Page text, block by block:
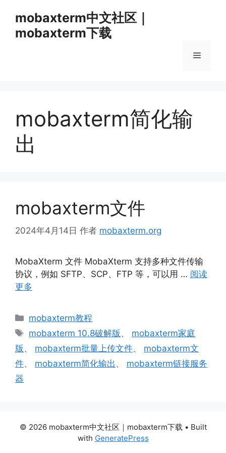
mobaxterm中文社区｜
mobaxterm下载
菜
mobaxterm简化输
出
mobaxterm文件
2024年4月14日 作者 mobaxterm.org
MobaXterm 文件 MobaXterm 支持多种文件传输
协议，例如 SFTP、SCP、FTP 等，可以用 … 阅读
更多
分
mobaxterm教程
标
mobaxterm 10.8破解版 、 mobaxterm家庭
版 、 mobaxterm批量上传文件、 mobaxterm文
件、 mobaxterm简化输出 、 mobaxterm链接服务
器
© 2026 mobaxterm中文社区｜mobaxterm下载 • Built
with GeneratePress